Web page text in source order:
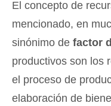
El concepto de
mencionado, en
sinónimo de factor
productivos son los
el proceso de
elaboración de